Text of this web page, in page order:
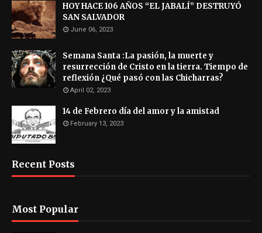
HOY HACE 106 AÑOS “EL JABALÍ” DESTRUYÓ
SAN SALVADOR
June 06, 2023
Semana Santa :La pasión, la muerte y
resurrección de Cristo en la tierra. Tiempo de
reflexión ¿Qué pasó con las Chicharras?
April 02, 2023
14 de Febrero día del amor y la amistad
February 13, 2023
Recent Posts
Most Popular